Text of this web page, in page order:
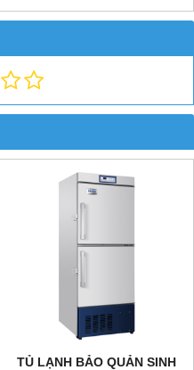
TỦ LẠNH BẢO QUẢN SINH